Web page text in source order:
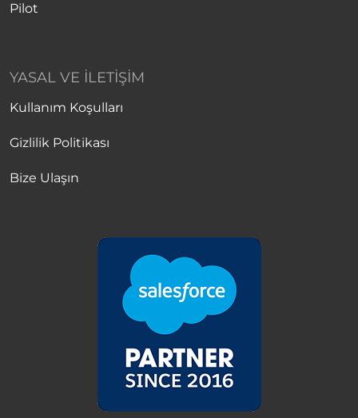
Pilot
YASAL VE İLETIŞIM
Kullanım Koşulları
Gizlilik Politikası
Bize Ulaşın